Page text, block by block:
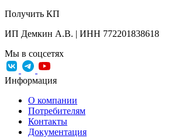
Получить КП
ИП Демкин А.В. | ИНН 772201838618
Мы в соцсетях
Информация
О компании
Потребителям
Контакты
Документация